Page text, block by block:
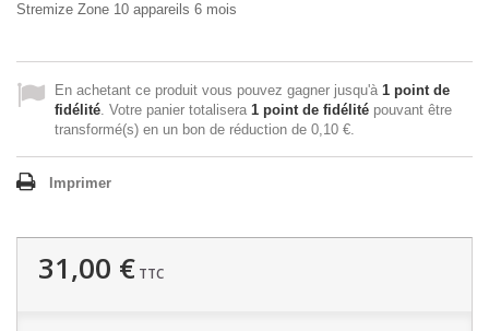
Stremize Zone 10 appareils 6 mois
En achetant ce produit vous pouvez gagner jusqu'à 1 point de
fidélité. Votre panier totalisera 1 point de fidélité pouvant être
transformé(s) en un bon de réduction de 0,10 €.
Imprimer
31,00 € TTC